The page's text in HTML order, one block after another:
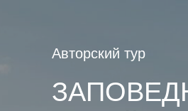
Авторский тур